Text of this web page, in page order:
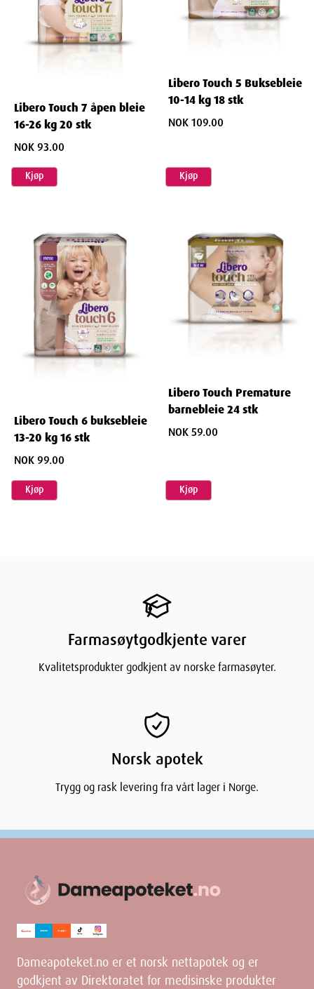
Libero Touch 7 åpen bleie
16-26 kg 20 stk
NOK 93.00
Kjøp
Libero Touch 5 Buksebleie
10-14 kg 18 stk
NOK 109.00
Kjøp
Libero Touch 6 buksebleie
13-20 kg 16 stk
NOK 99.00
Kjøp
Libero Touch Premature
barnebleie 24 stk
NOK 59.00
Kjøp
Farmasøytgodkjente varer
Kvalitetsprodukter godkjent av norske farmasøyter.
Norsk apotek
Trygg og rask levering fra vårt lager i Norge.
Dameapoteket.no er et norsk nettapotek og er
godkjent av Direktoratet for medisinske produkter